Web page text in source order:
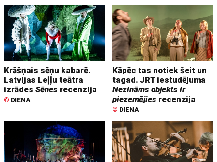
Krāšņais sēņu kabarē.
Latvijas Leļļu teātra
izrādesSēnes recenzija
© DIENA
Kāpēc tas notiek šeit un
tagad. JRT iestudējuma
Nezināms objekts ir
piezemējies recenzija
© DIENA